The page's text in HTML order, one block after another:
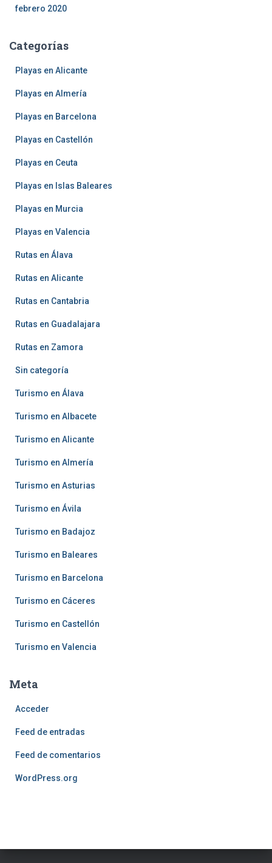
febrero 2020
Categorías
Playas en Alicante
Playas en Almería
Playas en Barcelona
Playas en Castellón
Playas en Ceuta
Playas en Islas Baleares
Playas en Murcia
Playas en Valencia
Rutas en Álava
Rutas en Alicante
Rutas en Cantabria
Rutas en Guadalajara
Rutas en Zamora
Sin categoría
Turismo en Álava
Turismo en Albacete
Turismo en Alicante
Turismo en Almería
Turismo en Asturias
Turismo en Ávila
Turismo en Badajoz
Turismo en Baleares
Turismo en Barcelona
Turismo en Cáceres
Turismo en Castellón
Turismo en Valencia
Meta
Acceder
Feed de entradas
Feed de comentarios
WordPress.org